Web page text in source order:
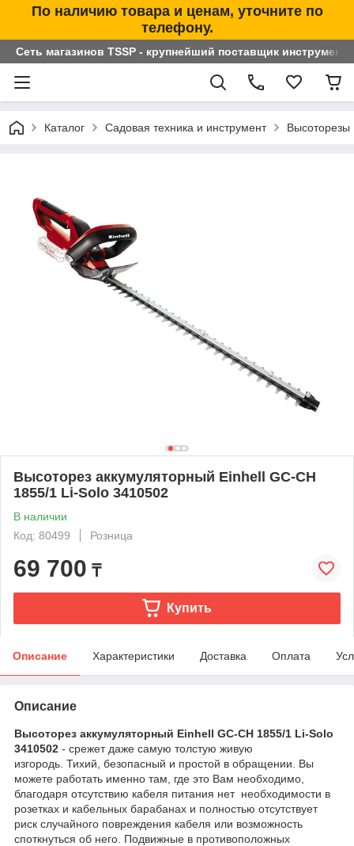
По наличию товара и ценам, уточните по
телефону.
Сеть магазинов TSSP - крупнейший поставщик
Каталог Садовая техника и инструмент Высоторезы
Высоторез аккумуляторный Einhell GC-CH
1855/1 Li-Solo 3410502
В наличии
Код: 80499
Розница
69 700 ₸
Купить
Описание Характеристики Доставка Оплата
Описание
Высоторез аккумуляторный Einhell GC-CH 1855/1 Li-Solo
3410502 - срежет даже самую толстую живую
изгородь. Тихий, безопасный и простой в обращении. Вы
можете работать именно там, где это Вам необходимо,
благодаря отсутствию кабеля питания нет необходимости в
розетках и кабельных барабанах и полностью отсутствует
риск случайного повреждения кабеля или возможность
споткнуться об него. Подвижные в противоположных